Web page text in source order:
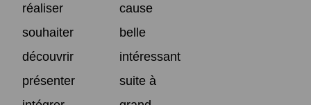
réaliser
cause
souhaiter
belle
découvrir
intéressant
présenter
suite à